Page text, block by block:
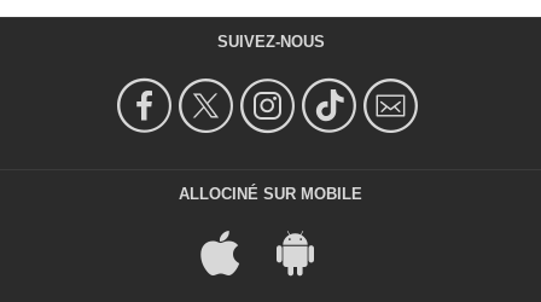
SUIVEZ-NOUS
ALLOCINÉ SUR MOBILE